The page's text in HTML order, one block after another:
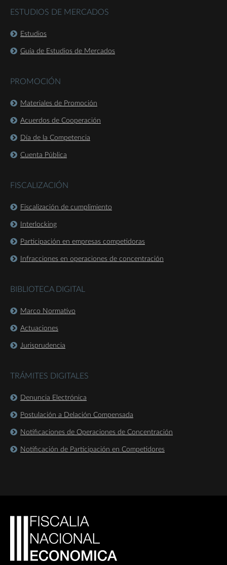
ESTUDIOS DE MERCADOS
Estudios
Guía de Estudios de Mercados
PROMOCIÓN
Materiales de Promoción
Acuerdos de Cooperación
Día de la Competencia
Cuenta Pública
FISCALIZACIÓN
Fiscalización de cumplimiento
Interlocking
Participación en empresas competidoras
Infracciones en operaciones de concentración
BIBLIOTECA DIGITAL
Marco Normativo
Actuaciones
Jurisprudencia
TRÁMITES DIGITALES
Denuncia Electrónica
Postulación a Delación Compensada
Notificaciones de Operaciones de Concentración
Notificación de Participación en Competidores